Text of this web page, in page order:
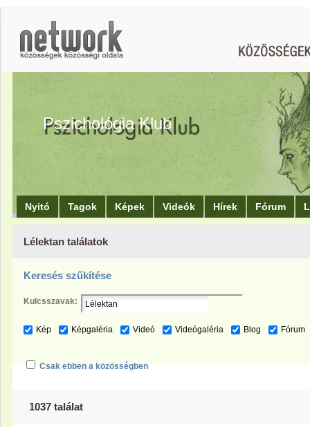
Pszichológia Klub
Nyitó Tagok Képek Videók Hírek Fórum
Lélektan találatok
Keresés szűkítése
Kulcsszavak:
Kép Képgaléria Videó Videógaléria Blog Fórum
Csak ebben a közösségben
1037 találat